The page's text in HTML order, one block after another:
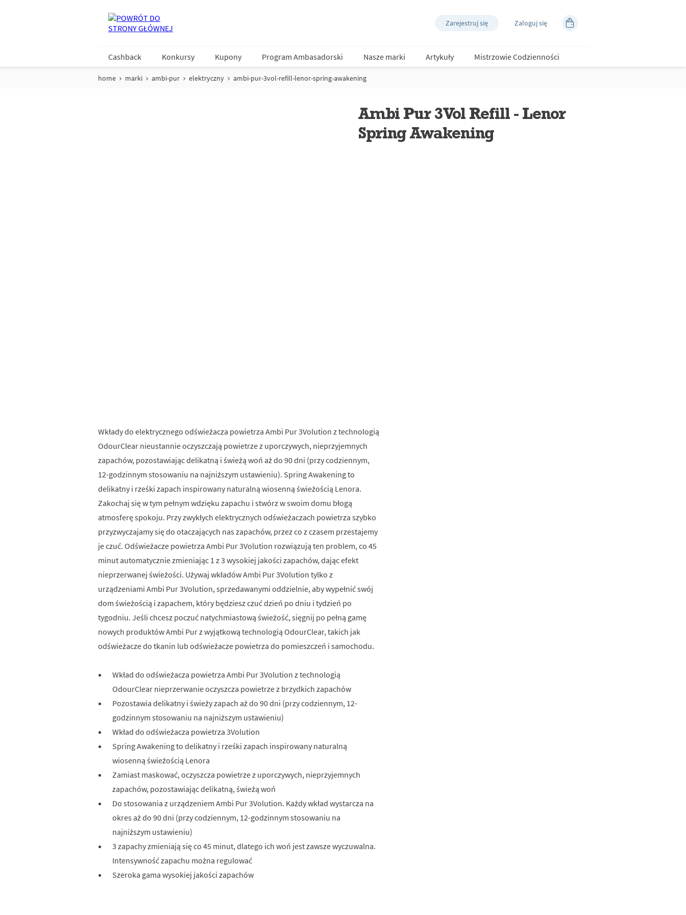
Zarejestruj się Zaloguj się
Cashback Konkursy Kupony Program Ambasadorski Nasze marki Artykuły Mistrzowie Codzienności
home marki ambi-pur elektryczny ambi-pur-3vol-refill-lenor-spring-awakening
Ambi Pur 3Vol Refill - Lenor
Spring Awakening
Wkłady do elektrycznego odświeżacza powietrza Ambi Pur 3Volution z technologią
OdourClear nieustannie oczyszczają powietrze z uporczywych, nieprzyjemnych
zapachów, pozostawiając delikatną i świeżą woń aż do 90 dni (przy codziennym,
12-godzinnym stosowaniu na najniższym ustawieniu). Spring Awakening to
delikatny i rześki zapach inspirowany naturalną wiosenną świeżością Lenora.
Zakochaj się w tym pełnym wdzięku zapachu i stwórz w swoim domu błogą
atmosferę spokoju. Przy zwykłych elektrycznych odświeżaczach powietrza szybko
przyzwyczajamy się do otaczających nas zapachów, przez co z czasem przestajemy
je czuć. Odświeżacze powietrza Ambi Pur 3Volution rozwiązują ten problem, co 45
minut automatycznie zmieniając 1 z 3 wysokiej jakości zapachów, dając efekt
nieprzerwanej świeżości. Używaj wkładów Ambi Pur 3Volution tylko z
urządzeniami Ambi Pur 3Volution, sprzedawanymi oddzielnie, aby wypełnić swój
dom świeżością i zapachem, który będziesz czuć dzień po dniu i tydzień po
tygodniu. Jeśli chcesz poczuć natychmiastową świeżość, sięgnij po pełną gamę
nowych produktów Ambi Pur z wyjątkową technologią OdourClear, takich jak
odświeżacze do tkanin lub odświeżacze powietrza do pomieszczeń i samochodu.
Wkład do odświeżacza powietrza Ambi Pur 3Volution z technologią
OdourClear nieprzerwanie oczyszcza powietrze z brzydkich zapachów
Pozostawia delikatny i świeży zapach aż do 90 dni (przy codziennym, 12-
godzinnym stosowaniu na najniższym ustawieniu)
Wkład do odświeżacza powietrza 3Volution
Spring Awakening to delikatny i rześki zapach inspirowany naturalną
wiosenną świeżością Lenora
Zamiast maskować, oczyszcza powietrze z uporczywych, nieprzyjemnych
zapachów, pozostawiając delikatną, świeżą woń
Do stosowania z urządzeniem Ambi Pur 3Volution. Każdy wkład wystarcza na
okres aż do 90 dni (przy codziennym, 12-godzinnym stosowaniu na
najniższym ustawieniu)
3 zapachy zmieniają się co 45 minut, dlatego ich woń jest zawsze wyczuwalna.
Intensywność zapachu można regulować
Szeroka gama wysokiej jakości zapachów